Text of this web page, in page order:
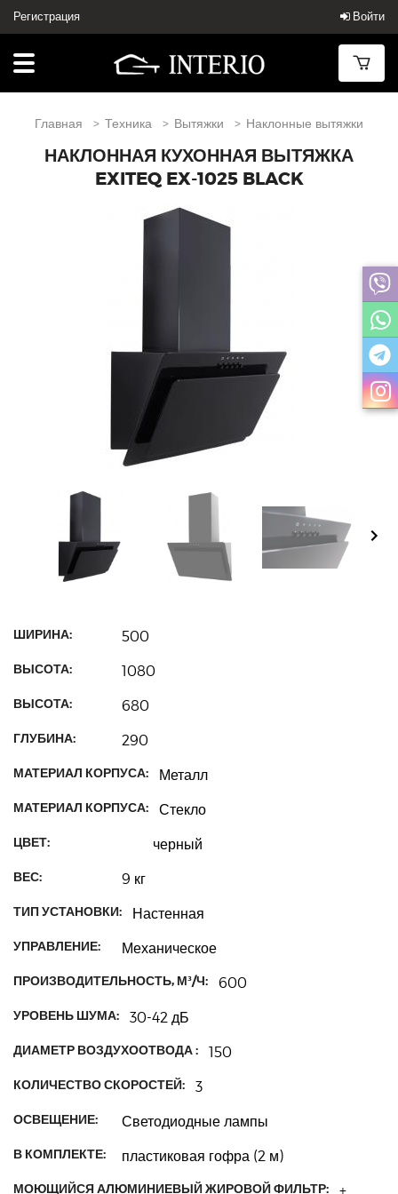
Регистрация Войти
Главная Техника Вытяжки Наклонные вытяжки
НАКЛОННАЯ КУХОННАЯ ВЫТЯЖКА
EXITEQ EX-1025 BLACK
ШИРИНА: 500
ВЫСОТА: 1080
ВЫСОТА: 680
ГЛУБИНА: 290
МАТЕРИАЛ КОРПУСА: Металл
МАТЕРИАЛ КОРПУСА: Стекло
ЦВЕТ: черный
ВЕС: 9 кг
ТИП УСТАНОВКИ: Настенная
УПРАВЛЕНИЕ: Механическое
ПРОИЗВОДИТЕЛЬНОСТЬ, М³/Ч: 600
УРОВЕНЬ ШУМА: 30-42 дБ
ДИАМЕТР ВОЗДУХООТВОДА : 150
КОЛИЧЕСТВО СКОРОСТЕЙ: 3
ОСВЕЩЕНИЕ: Светодиодные лампы
В КОМПЛЕКТЕ: пластиковая гофра (2 м)
МОЮЩИЙСЯ АЛЮМИНИЕВЫЙ ЖИРОВОЙ ФИЛЬТР: +